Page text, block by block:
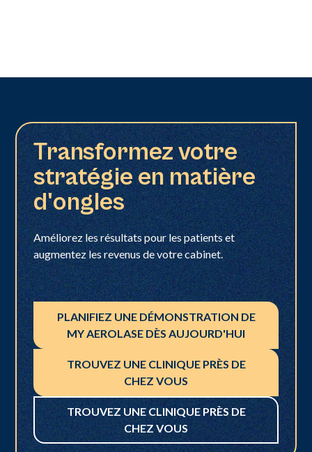
Transformez votre
stratégie en matière
d'ongles
Améliorez les résultats pour les patients et
augmentez les revenus de votre cabinet.
PLANIFIEZ UNE DÉMONSTRATION DE
MY AEROLASE DÈS AUJOURD'HUI
TROUVEZ UNE CLINIQUE PRÈS DE
CHEZ VOUS
TROUVEZ UNE CLINIQUE PRÈS DE
CHEZ VOUS